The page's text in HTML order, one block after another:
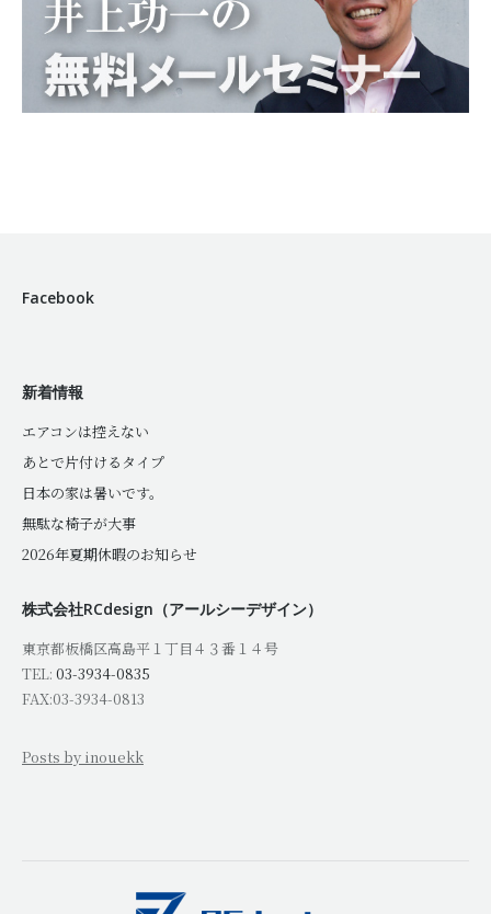
Facebook
新着情報
エアコンは控えない
あとで片付けるタイプ
日本の家は暑いです。
無駄な椅子が大事
2026年夏期休暇のお知らせ
株式会社RCdesign（アールシーデザイン）
東京都板橋区高島平１丁目４３番１４号
TEL: 03-3934-0835
FAX:03-3934-0813
Posts by inouekk